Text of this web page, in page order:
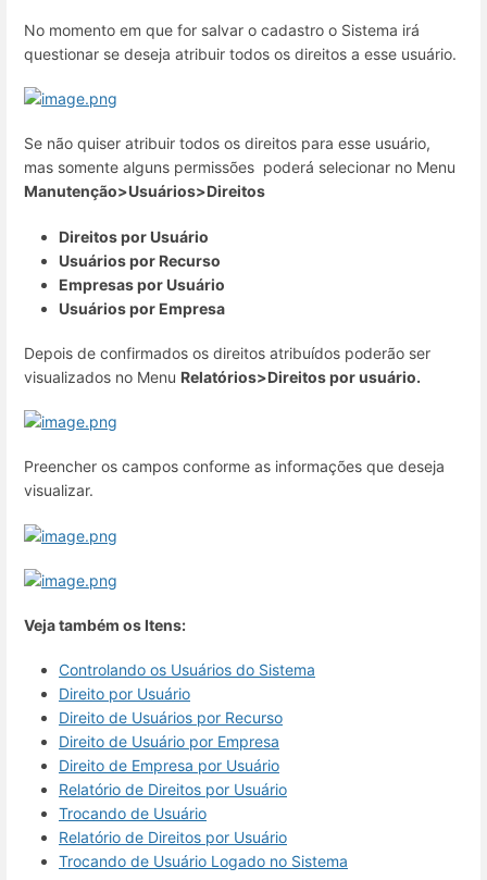
No momento em que for salvar o cadastro o Sistema irá
questionar se deseja atribuir todos os direitos a esse usuário.
Se não quiser atribuir todos os direitos para esse usuário,
mas somente alguns permissões poderá selecionar no Menu
Manutenção>Usuários>Direitos
Direitos por Usuário
Usuários por Recurso
Empresas por Usuário
Usuários por Empresa
Depois de confirmados os direitos atribuídos poderão ser
visualizados no Menu Relatórios>Direitos por usuário.
Preencher os campos conforme as informações que deseja
visualizar.
Veja também os Itens:
Controlando os Usuários do Sistema
Direito por Usuário
Direito de Usuários por Recurso
Direito de Usuário por Empresa
Direito de Empresa por Usuário
Relatório de Direitos por Usuário
Trocando de Usuário
Relatório de Direitos por Usuário
Trocando de Usuário Logado no Sistema